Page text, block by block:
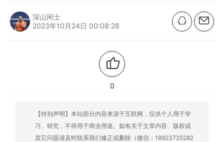
深山闲士
2023年10月24日 00:08:28
0
【特别声明】本站部分内容来源于互联网，仅供个人用于学
习、研究，不得用于商业用途。如有关于文章内容、版权或
其它问题请及时联系我们修正或删除（微信：18923725282